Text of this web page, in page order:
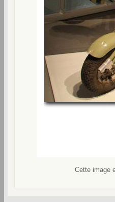
Cette image